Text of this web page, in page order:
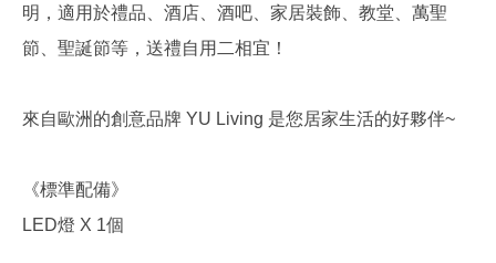
明，適用於禮品、酒店、酒吧、家居裝飾、教堂、萬聖
節、聖誕節等，送禮自用二相宜！
來自歐洲的創意品牌 YU Living 是您居家生活的好夥伴~
《標準配備》
LED燈 X 1個